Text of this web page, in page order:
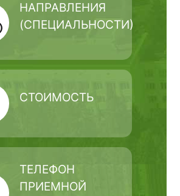
НАПРАВЛЕНИЯ
(СПЕЦИАЛЬНОСТИ)
СТОИМОСТЬ
ТЕЛЕФОН
ПРИЕМНОЙ